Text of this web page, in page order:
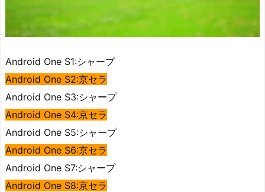
Android One S1:シャープ
Android One S2:京セラ
Android One S3:シャープ
Android One S4:京セラ
Android One S5:シャープ
Android One S6:京セラ
Android One S7:シャープ
Android One S8:京セラ